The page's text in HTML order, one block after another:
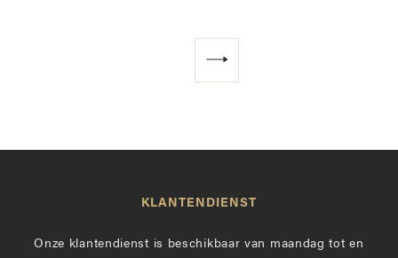
KLANTENDIENST
Onze klantendienst is beschikbaar van maandag tot en